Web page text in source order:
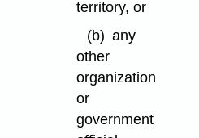
territory, or
(b) any
other
organization
or
government